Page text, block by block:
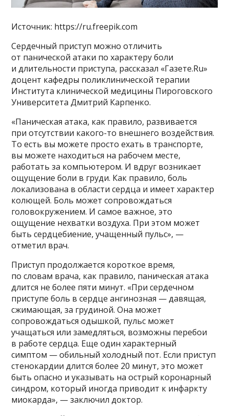
Источник: https://ru.freepik.com
Сердечный приступ можно отличить
от панической атаки по характеру боли
и длительности приступа, рассказал «Газете.Ru»
доцент кафедры поликлинической терапии
Института клинической медицины Пироговского
Университета Дмитрий Карпенко.
«Паническая атака, как правило, развивается
при отсутствии какого-то внешнего воздействия.
То есть вы можете просто ехать в транспорте,
вы можете находиться на рабочем месте,
работать за компьютером. И вдруг возникает
ощущение боли в груди. Как правило, боль
локализована в области сердца и имеет характер
колющей. Боль может сопровождаться
головокружением. И самое важное, это
ощущение нехватки воздуха. При этом может
быть сердцебиение, учащенный пульс», —
отметил врач.
Приступ продолжается короткое время,
по словам врача, как правило, паническая атака
длится не более пяти минут. «При сердечном
приступе боль в сердце ангинозная — давящая,
сжимающая, за грудиной. Она может
сопровождаться одышкой, пульс может
учащаться или замедляться, возможны перебои
в работе сердца. Еще один характерный
симптом — обильный холодный пот. Если приступ
стенокардии длится более 20 минут, это может
быть опасно и указывать на острый коронарный
синдром, который иногда приводит к инфаркту
миокарда», — заключил доктор.